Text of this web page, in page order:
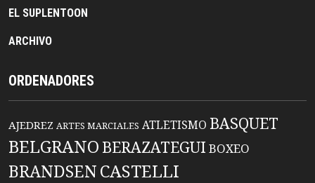
EL SUPLENTOON
ARCHIVO
ORDENADORES
AJEDREZ ARTES MARCIALES ATLETISMO BASQUET
BELGRANO BERAZATEGUIBOXEO
BRANDSENCASTELLI